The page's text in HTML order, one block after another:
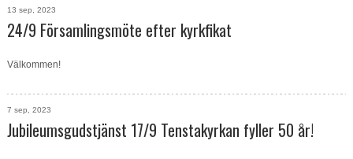
13 sep, 2023
24/9 Församlingsmöte efter kyrkfikat
Välkommen!
7 sep, 2023
Jubileumsgudstjänst 17/9 Tenstakyrkan fyller 50 år!